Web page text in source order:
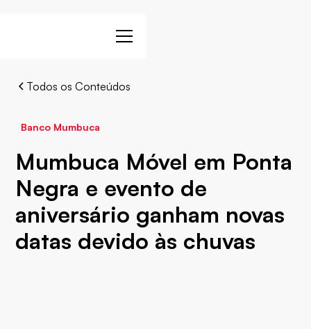
Todos os Conteúdos
Banco Mumbuca
Mumbuca Móvel em Ponta
Negra e evento de
aniversário ganham novas
datas devido às chuvas